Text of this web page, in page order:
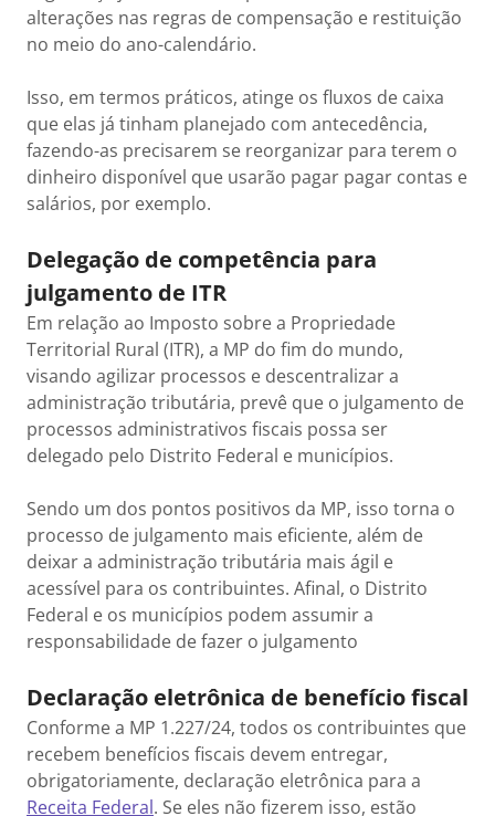
alterações nas regras de compensação e restituição
no meio do ano-calendário.
Isso, em termos práticos, atinge os fluxos de caixa
que elas já tinham planejado com antecedência,
fazendo-as precisarem se reorganizar para terem o
dinheiro disponível que usarão pagar pagar contas e
salários, por exemplo.
Delegação de competência para
julgamento de ITR
Em relação ao Imposto sobre a Propriedade
Territorial Rural (ITR), a MP do fim do mundo,
visando agilizar processos e descentralizar a
administração tributária, prevê que o julgamento de
processos administrativos fiscais possa ser
delegado pelo Distrito Federal e municípios.
Sendo um dos pontos positivos da MP, isso torna o
processo de julgamento mais eficiente, além de
deixar a administração tributária mais ágil e
acessível para os contribuintes. Afinal, o Distrito
Federal e os municípios podem assumir a
responsabilidade de fazer o julgamento
Declaração eletrônica de benefício fiscal
Conforme a MP 1.227/24, todos os contribuintes que
recebem benefícios fiscais devem entregar,
obrigatoriamente, declaração eletrônica para a
Receita Federal. Se eles não fizerem isso, estão